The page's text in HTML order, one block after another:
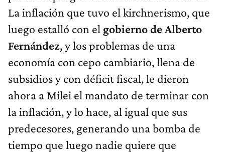
La inflación que tuvo el kirchnerismo, que
luego estalló con el gobierno de Alberto
Fernández, y los problemas de una
economía con cepo cambiario, llena de
subsidios y con déficit fiscal, le dieron
ahora a Milei el mandato de terminar con
la inflación, y lo hace, al igual que sus
predecesores, generando una bomba de
tiempo que luego nadie quiere que